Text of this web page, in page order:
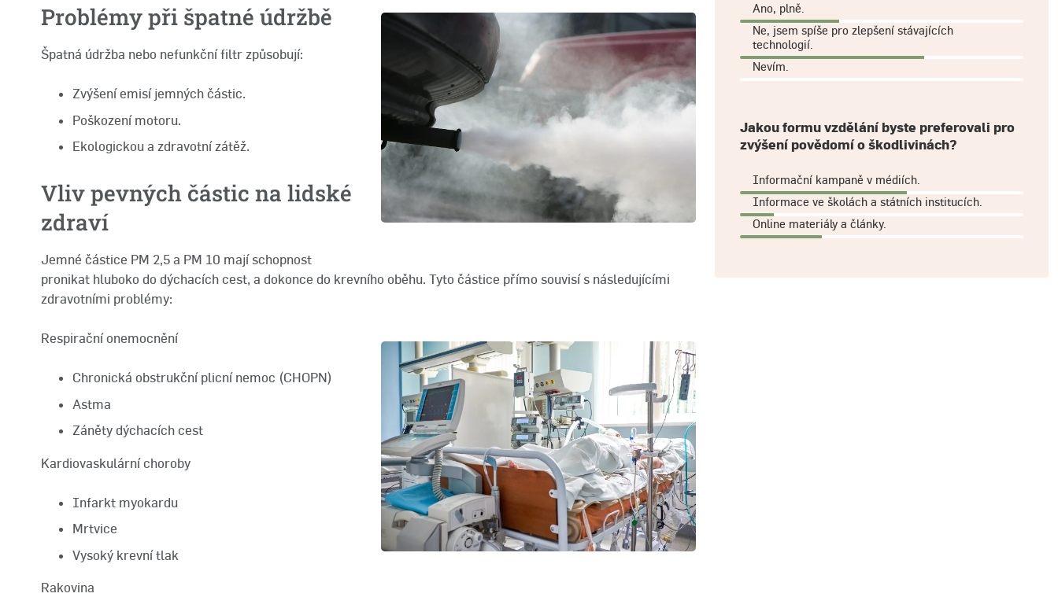
Problémy při špatné údržbě
Špatná údržba nebo nefunkční filtr způsobují:
Zvýšení emisí jemných částic.
Poškození motoru.
Ekologickou a zdravotní zátěž.
Vliv pevných částic na lidské
zdraví
Jemné částice PM 2,5 a PM 10 mají schopnost
pronikat hluboko do dýchacích cest, a dokonce do krevního oběhu. Tyto částice přímo souvisí s následujícími
zdravotními problémy:
Respirační onemocnění
Chronická obstrukční plicní nemoc (CHOPN)
Astma
Záněty dýchacích cest
Kardiovaskulární choroby
Infarkt myokardu
Mrtvice
Vysoký krevní tlak
Rakovina
Ano, plně.
Ne, jsem spíše pro zlepšení stávajících
technologií.
Nevím.
Jakou formu vzdělání byste preferovali pro
zvýšení povědomí o škodlivinách?
Informační kampaně v médiích.
Informace ve školách a státních institucích.
Online materiály a články.